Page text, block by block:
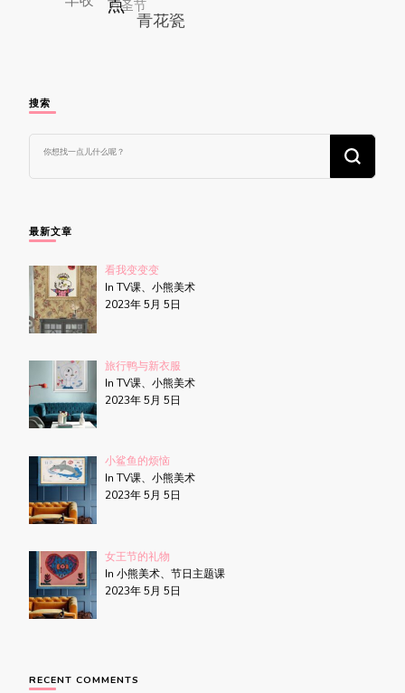
搜索
么
吗?
最新文章
看我变变变
In TV课、小熊美术
2023年 5月 5日
旅行鸭与新衣服
In TV课、小熊美术
2023年 5月 5日
小鲨鱼的烦恼
In TV课、小熊美术
2023年 5月 5日
女王节的礼物
In 小熊美术、节日主题课
2023年 5月 5日
RECENT COMMENTS